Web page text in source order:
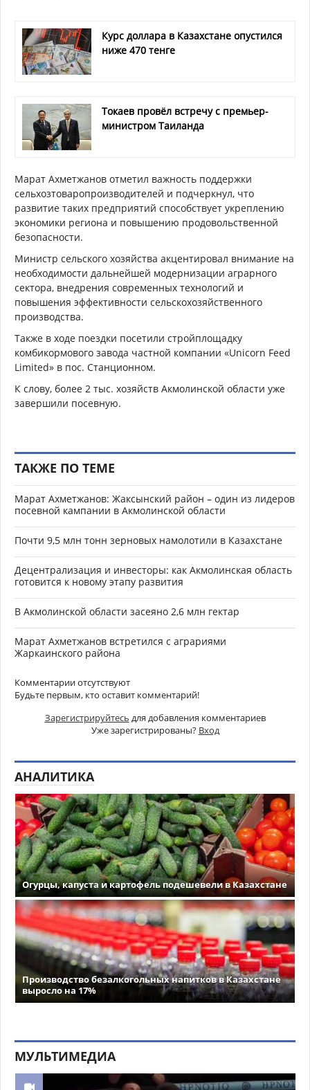
Курс доллара в Казахстане опустился
ниже 470 тенге
Токаев провёл встречу с премьер-
министром Таиланда
Марат Ахметжанов отметил важность поддержки
сельхозтоваропроизводителей и подчеркнул, что
развитие таких предприятий способствует укреплению
экономики региона и повышению продовольственной
безопасности.
Министр сельского хозяйства акцентировал внимание на
необходимости дальнейшей модернизации аграрного
сектора, внедрения современных технологий и
повышения эффективности сельскохозяйственного
производства.
Также в ходе поездки посетили стройплощадку
комбикормового завода частной компании «Unicorn Feed
Limited» в пос. Станционном.
К слову, более 2 тыс. хозяйств Акмолинской области уже
завершили посевную.
ТАКЖЕ ПО ТЕМЕ
Марат Ахметжанов: Жаксынский район – один из лидеров
посевной кампании в Акмолинской области
Почти 9,5 млн тонн зерновых намолотили в Казахстане
Децентрализация и инвесторы: как Акмолинская область
готовится к новому этапу развития
В Акмолинской области засеяно 2,6 млн гектар
Марат Ахметжанов встретился с аграриями
Жаркаинского района
Комментарии отсутствуют
Будьте первым, кто оставит комментарий!
Зарегистрируйтесь для добавления комментариев
Уже зарегистрированы? Вход
АНАЛИТИКА
Огурцы, капуста и картофель подешевели в Казахстане
Производство безалкогольных напитков в Казахстане
выросло на 17%
МУЛЬТИМЕДИА